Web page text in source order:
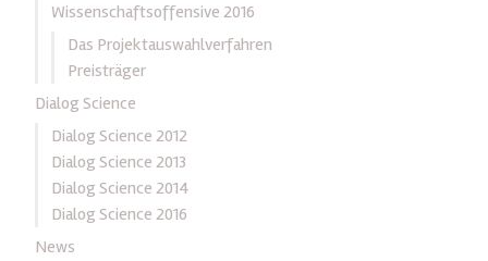
Wissenschaftsoffensive 2016
Das Projektauswahlverfahren
Preisträger
Dialog Science
Dialog Science 2012
Dialog Science 2013
Dialog Science 2014
Dialog Science 2016
News